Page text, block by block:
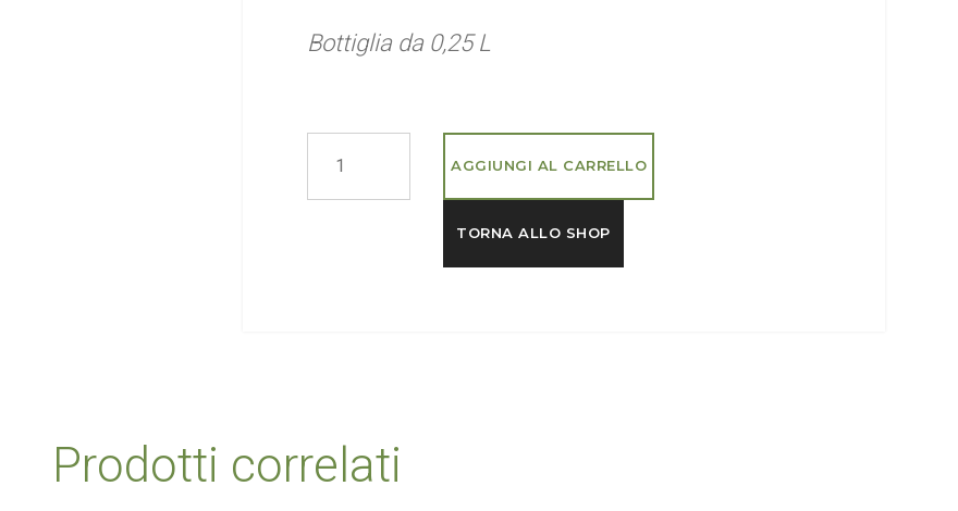
Bottiglia da 0,25 L
AGGIUNGI AL CARRELLO
TORNA ALLO SHOP
Prodotti correlati